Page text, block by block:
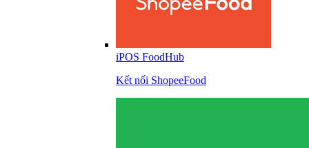
iPOS FoodHub
Kết nối ShopeeFood